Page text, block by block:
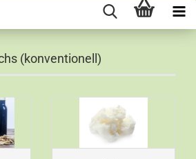
(konventionell)